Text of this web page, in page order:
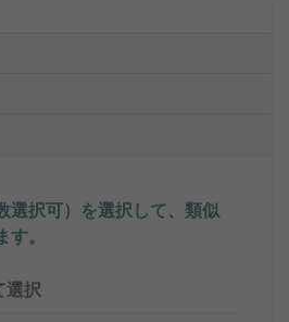
選択可）を選択して、類似
。
選択